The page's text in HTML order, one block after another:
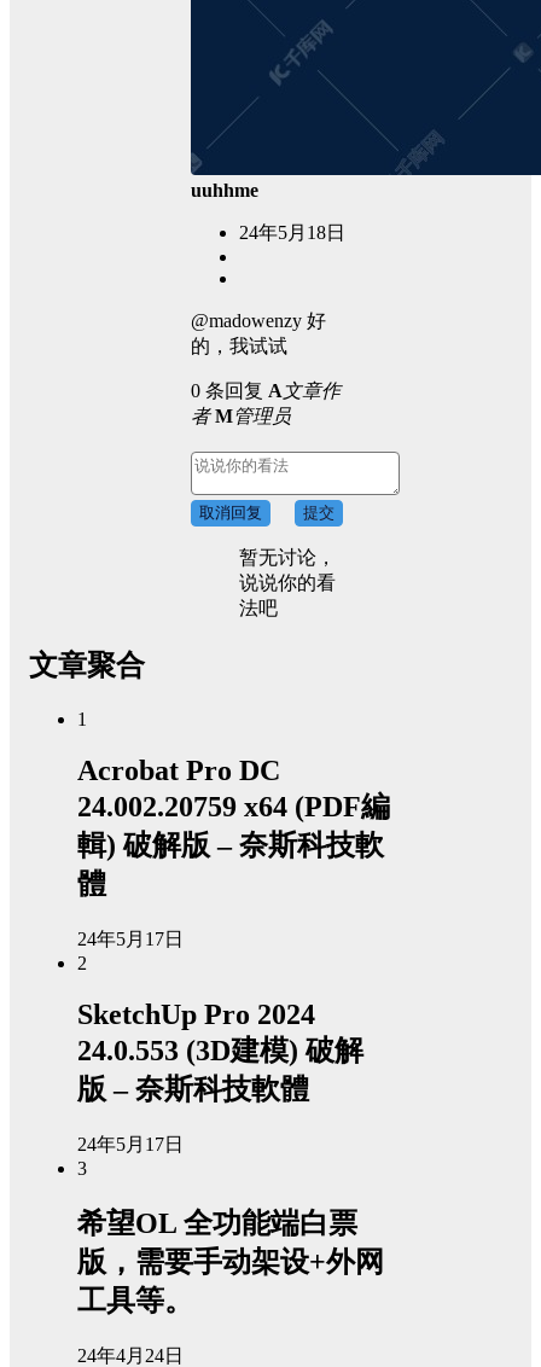
uuhhme
24年5月18日
@madowenzy 好
的，我试试
0 条回复 A文章作
者 M管理员
取消回复 提交
暂无讨论，
说说你的看
法吧
文章聚合
1
Acrobat Pro DC
24.002.20759 x64 (PDF編
輯) 破解版 – 奈斯科技軟
體
24年5月17日
2
SketchUp Pro 2024
24.0.553 (3D建模) 破解
版 – 奈斯科技軟體
24年5月17日
3
希望OL 全功能端白票
版，需要手动架设+外网
工具等。
24年4月24日